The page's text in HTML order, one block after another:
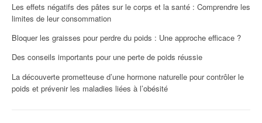
Les effets négatifs des pâtes sur le corps et la santé : Comprendre les
limites de leur consommation
Bloquer les graisses pour perdre du poids : Une approche efficace ?
Des conseils importants pour une perte de poids réussie
La découverte prometteuse d’une hormone naturelle pour contrôler le
poids et prévenir les maladies liées à l’obésité